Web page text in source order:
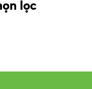
lọc